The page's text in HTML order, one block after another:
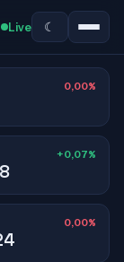
Live ☾
0,00%
+0,07%
0,00%